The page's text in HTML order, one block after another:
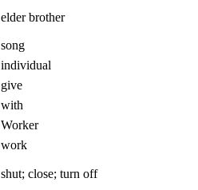
elder brother
song
individual
give
with
Worker
work
shut; close; turn off